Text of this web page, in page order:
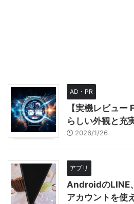
AD・PR
【実機レビュー
らしい外観と充
2026/1/26
アプリ
AndroidのLINE
アカウントを使